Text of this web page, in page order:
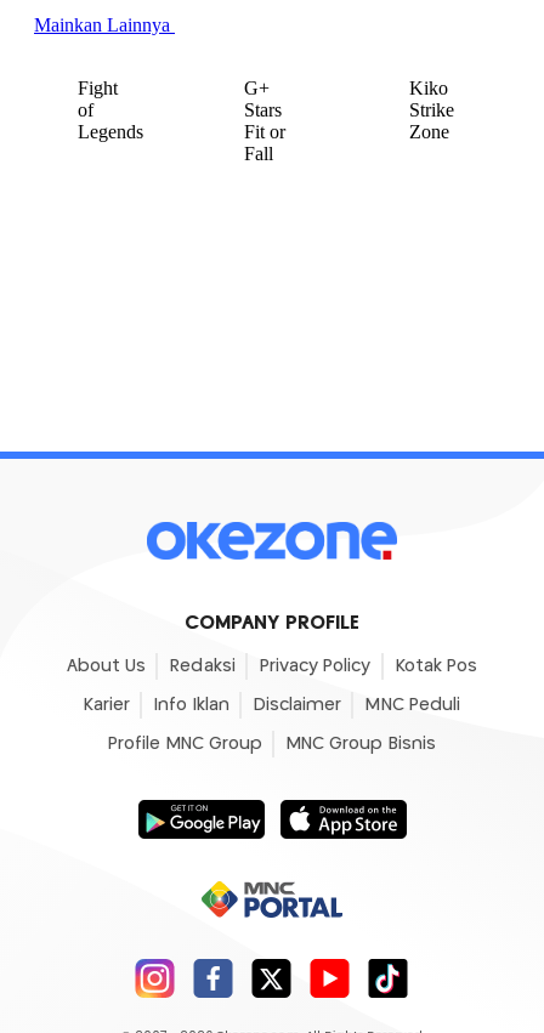
COMPANY PROFILE
About Us Redaksi Privacy Policy Kotak Pos
Karier Info Iklan Disclaimer MNC Peduli
Profile MNC Group MNC Group Bisnis